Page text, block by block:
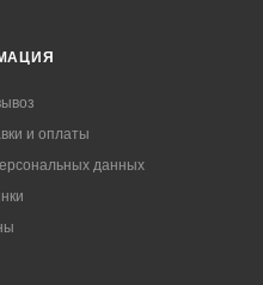
и оплаты
данных